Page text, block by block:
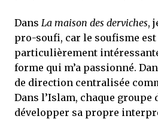
Dans La maison des derviches,
pro-soufi, car le soufisme
particulièrement
forme qui m’a passionné.
de direction centralisée
Dans l’Islam, chaque groupe
développer sa propre